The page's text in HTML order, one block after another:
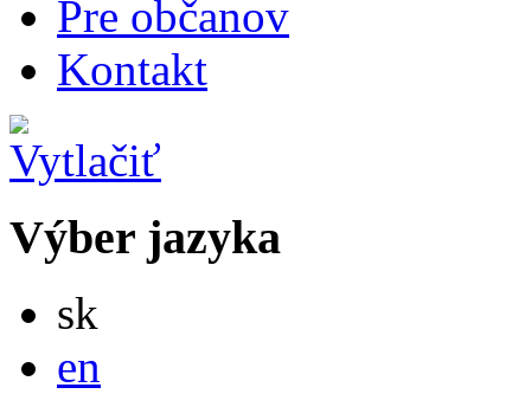
Pre občanov
Kontakt
Výber jazyka
sk
en